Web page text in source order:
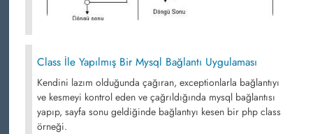
Class İle Yapılmış Bir Mysql Bağlantı Uygulaması
Kendini lazım olduğunda çağıran, exceptionlarla bağlantıyı
ve kesmeyi kontrol eden ve çağrıldığında mysql bağlantısı
yapıp, sayfa sonu geldiğinde bağlantıyı kesen bir php class
örneği.